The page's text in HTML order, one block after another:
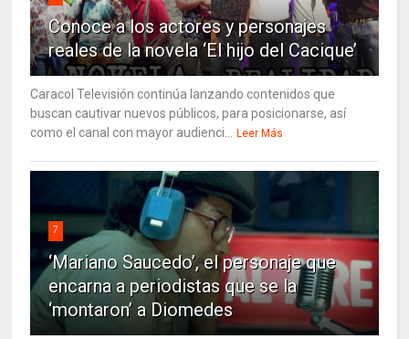
Conoce a los actores y personajes
reales de la novela ‘El hijo del Cacique’
Caracol Televisión continúa lanzando contenidos que
buscan cautivar nuevos públicos, para posicionarse, así
como el canal con mayor audienci...
Leer Más
7
‘Mariano Saucedo’, el personaje que
encarna a periodistas que se la
‘montaron’ a Diomedes